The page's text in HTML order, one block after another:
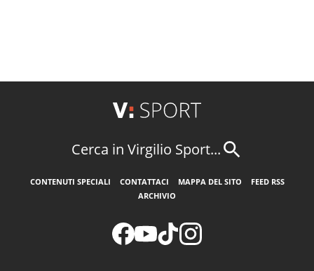
Cerca in Virgilio Sport...
CONTENUTI SPECIALI CONTATTACI MAPPA DEL SITO
FEED RSS
ARCHIVIO